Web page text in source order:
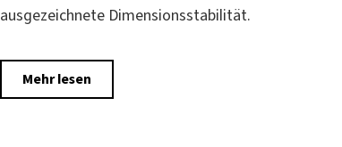
ausgezeichnete Dimensionsstabilität.
Mehr lesen